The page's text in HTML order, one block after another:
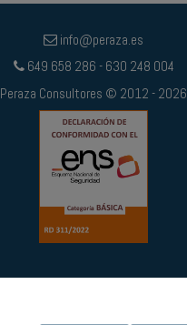
info@peraza.es
649 658 286 - 630 248 004
Peraza Consultores © 2012 - 2026